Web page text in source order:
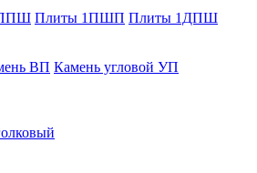
Плиты 1ПШП Плиты 1ДПШ
ВП Камень угловой УП